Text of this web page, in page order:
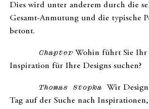
Dies wird unter anderem durch die
Gesamt-Anmutung und die typische
betont.
Chapter Wohin führt Sie Ihr
Inspiration für Ihre Designs suchen?
Thomas Stopka Wir
Tag auf der Suche nach